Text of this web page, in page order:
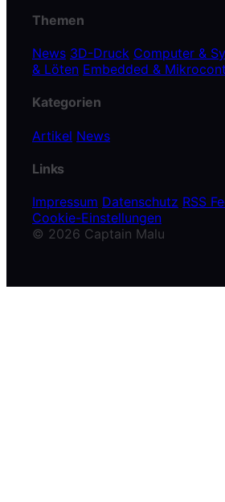
Themen
News 3D-Druck Computer &
& Löten Embedded &
Kategorien
Artikel News
Links
Impressum Datenschutz RSS
Cookie-Einstellungen
© 2026 Captain Malu